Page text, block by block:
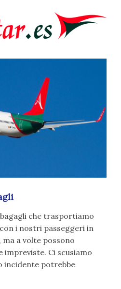
che trasportiamo
i nostri passeggeri in
a volte possono
Ci scusiamo
incidente potrebbe